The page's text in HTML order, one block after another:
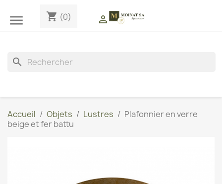
 shopping_cart (0) 
search
Accueil Objets Lustres
Plafonnier en verre
beige et fer battu